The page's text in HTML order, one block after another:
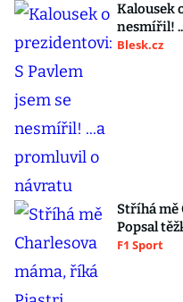
Kalousek
nesmířil!
Blesk.cz
Stříhá mě
Popsal
F1 Sport